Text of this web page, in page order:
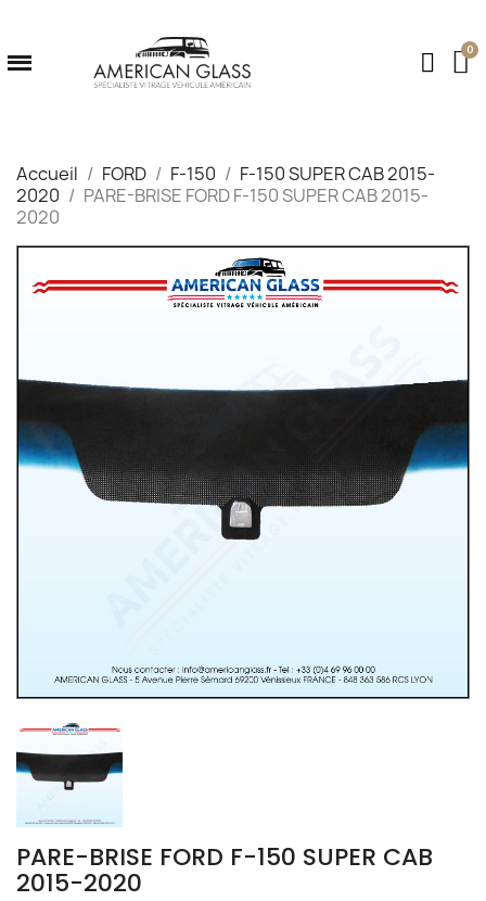
Accueil FORD F-150
F-150 SUPER CAB 2015-
2020
PARE-BRISE FORD F-150 SUPER CAB 2015-
2020
PARE-BRISE FORD F-150 SUPER CAB
2015-2020